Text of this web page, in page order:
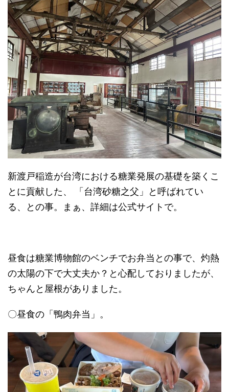
新渡戸稲造が台湾における糖業発展の基礎を築くこ
とに貢献した、 「台湾砂糖之父」と呼ばれてい
る、との事。まぁ、詳細は公式サイトで。
昼食は糖業博物館のベンチでお弁当との事で、灼熱
の太陽の下で大丈夫か？と心配しておりましたが、
ちゃんと屋根がありました。
〇昼食の「鴨肉弁当」。